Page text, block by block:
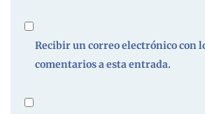
Recibir un correo electrónico con
comentarios a esta entrada.